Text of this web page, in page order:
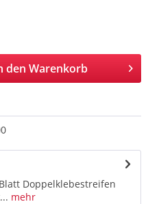
den Warenkorb
Doppelklebestreifen
mehr